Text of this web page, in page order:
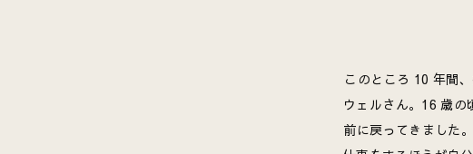
このところ 10 年間
ウェルさん。16 歳
前に戻ってきました